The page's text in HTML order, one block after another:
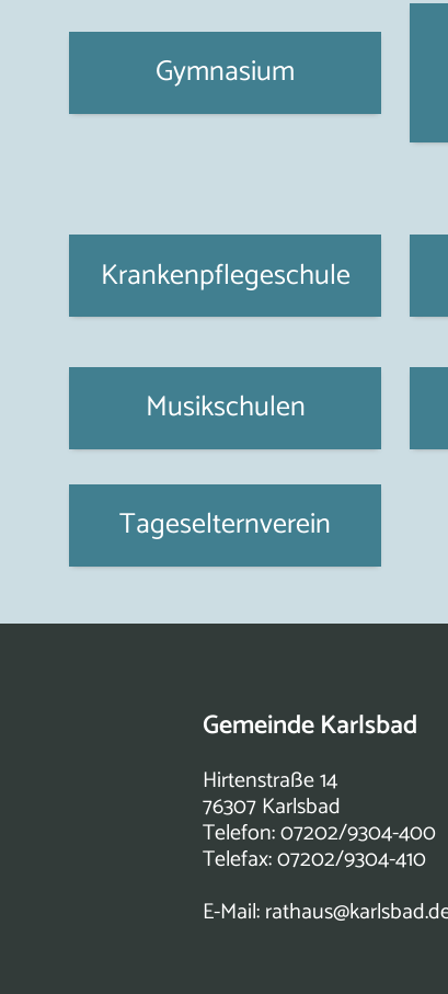
Gymnasium
Krankenpflegeschule
Musikschulen
Tageselternverein
Gemeinde Karlsbad
Hirtenstraße 14
76307 Karlsbad
Telefon: 07202/9304-400
Telefax: 07202/9304-410
E-Mail: